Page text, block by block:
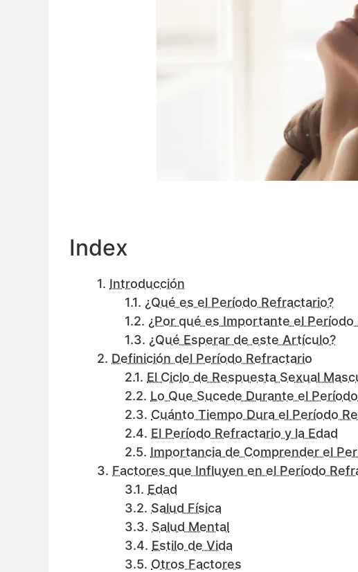
Index
Introducción
¿Qué es el Período Refractario?
¿Por qué es Importante el Período
¿Qué Esperar de este Artículo?
Definición del Período Refractario
El Ciclo de Respuesta Sexual
Lo Que Sucede Durante el
Cuánto Tiempo Dura el Período
El Período Refractario y la Edad
Importancia de Comprender el
Factores que Influyen en el Período
Edad
Salud Física
Salud Mental
Estilo de Vida
Otros Factores